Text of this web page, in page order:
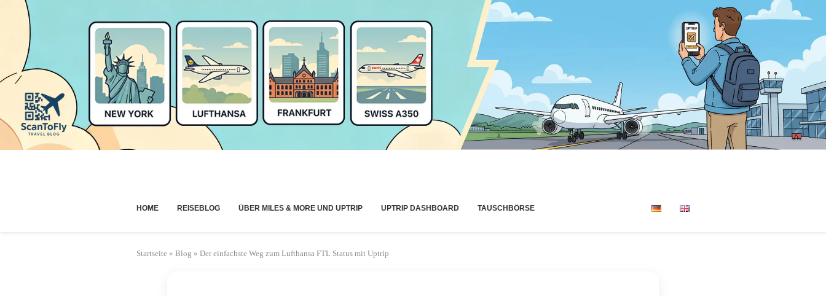
HOME REISEBLOG ÜBER MILES & MORE UND UPTRIP UPTRIP DASHBOARD TAUSCHBÖRSE
Startseite » Blog » Der einfachste Weg zum Lufthansa FTL Status mit Uptrip